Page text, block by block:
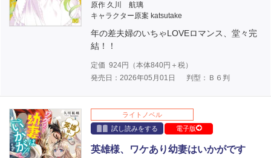
原作 久川 航璃
キャラクター原案 katsutake
年の差夫婦のいちゃLOVEロマンス、堂々完
結！！
定価 924円（本体840円＋税）
発売日：2026年05月01日
判型：Ｂ６判
ライトノベル
試し読みをする
電子版
英雄様、ワケあり幼妻はいかがです